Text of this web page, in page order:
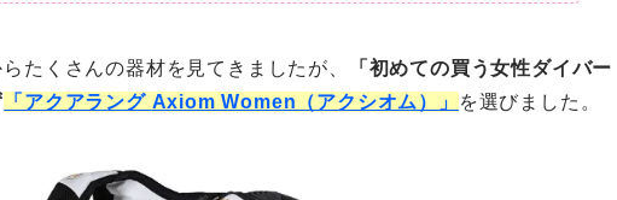
たくさんの器材を見てきましたが、
「初めての買う女性ダイバー
「アクアラング Axiom Women（アクシオム） 」 を選びました。